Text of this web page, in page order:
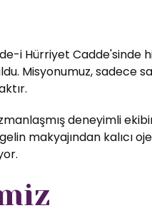
i Hürriyet Cadde'sinde
Misyonumuz, sadece
deneyimli
makyajından